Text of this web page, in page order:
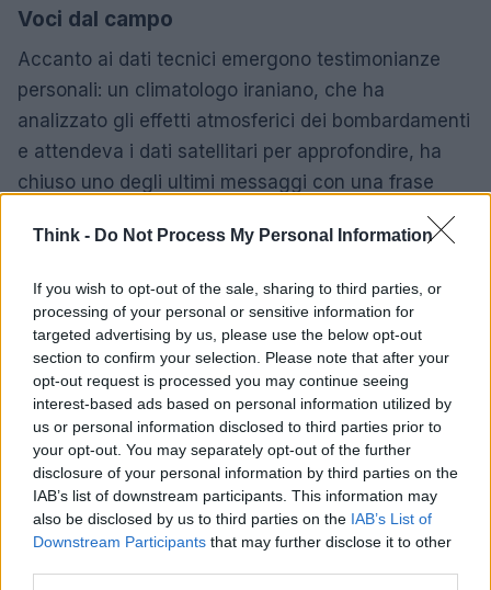
Think - Do Not Process My Personal Information
If you wish to opt-out of the sale, sharing to third parties, or
processing of your personal or sensitive information for
targeted advertising by us, please use the below opt-out
section to confirm your selection. Please note that after your
opt-out request is processed you may continue seeing
interest-based ads based on personal information utilized by
us or personal information disclosed to third parties prior to
your opt-out. You may separately opt-out of the further
disclosure of your personal information by third parties on the
IAB’s list of downstream participants. This information may
also be disclosed by us to third parties on the IAB’s List of
Downstream Participants that may further disclose it to other
Voci dal campo
Accanto ai dati tecnici emergono testimonianze
personali: un climatologo iraniano, che ha
analizzato gli effetti atmosferici dei bombardamenti
e attendeva i dati satellitari per approfondire, ha
chiuso uno degli ultimi messaggi con una frase
lapidaria: «Se sopravvivo, lo farò». Queste parole
ricordano che la produzione di conoscenza sulle
ostacolata dalla stessa violenza che vuole
documentare.
Verso una contabilità possibile
Integrare leemissioni militari nei bilanci climatici
richiede volontà politica e strumenti tecnici
realistici: rendicontazioni annuali aggregate,
verifiche indipendenti e un ritardo nella